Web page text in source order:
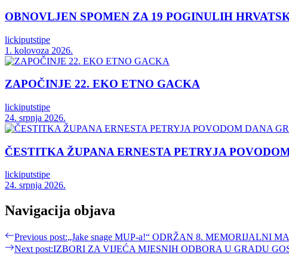
OBNOVLJEN SPOMEN ZA 19 POGINULIH
lickiputstipe
1. kolovoza 2026.
ZAPOČINJE 22. EKO ETNO GACKA
lickiputstipe
24. srpnja 2026.
ČESTITKA ŽUPANA ERNESTA PETRYJA
lickiputstipe
24. srpnja 2026.
Navigacija objava
Previous post:„Jake snage MUP-a!“ ODRŽAN 8. MEMORIJALNI
Next post:IZBORI ZA VIJEĆA MJESNIH ODBORA U GRADU